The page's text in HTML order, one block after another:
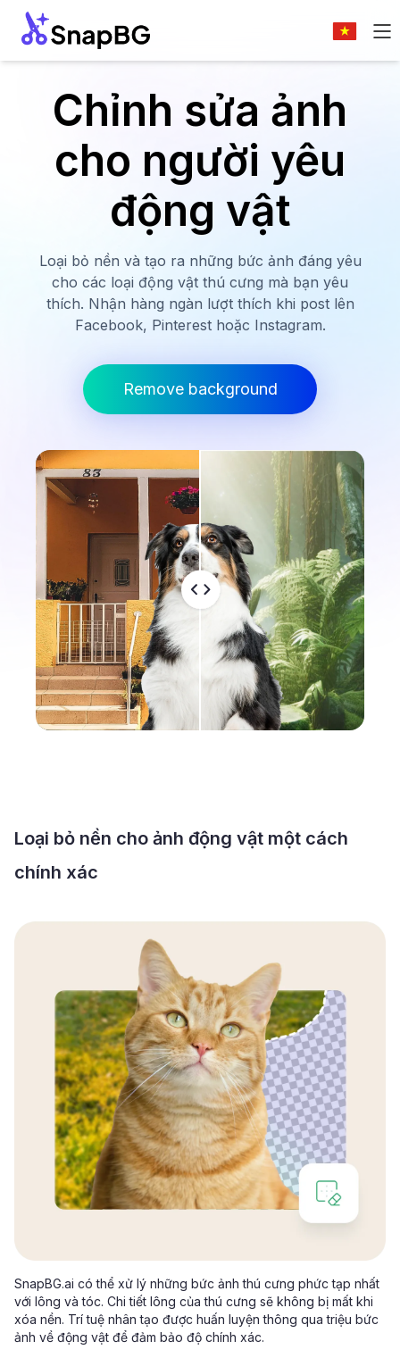
Chỉnh sửa ảnh
cho người yêu
động vật
Loại bỏ nền và tạo ra những bức ảnh đáng yêu
cho các loại động vật thú cưng mà bạn yêu
thích. Nhận hàng ngàn lượt thích khi post lên
Facebook, Pinterest hoặc Instagram.
Remove background
Loại bỏ nền cho ảnh động vật một cách
chính xác
SnapBG.ai có thể xử lý những bức ảnh thú cưng phức tạp nhất
với lông và tóc. Chi tiết lông của thú cưng sẽ không bị mất khi
xóa nền. Trí tuệ nhân tạo được huấn luyện thông qua triệu bức
ảnh về động vật để đảm bảo độ chính xác.